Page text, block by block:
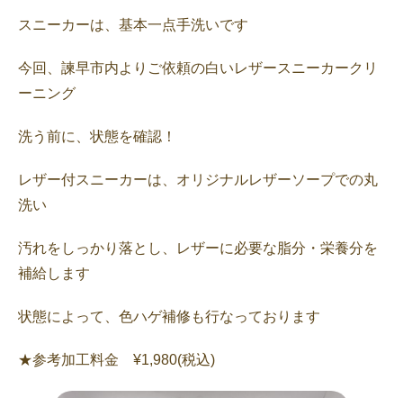
スニーカーは、基本一点手洗いです
今回、諫早市内よりご依頼の白いレザースニーカークリ
ーニング
洗う前に、状態を確認！
レザー付スニーカーは、オリジナルレザーソープでの丸
洗い
汚れをしっかり落とし、レザーに必要な脂分・栄養分を
補給します
状態によって、色ハゲ補修も行なっております
★参考加工料金 ¥1,980(税込)